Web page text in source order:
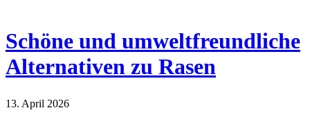
Schöne und umweltfreundliche
Alternativen zu Rasen
13. April 2026